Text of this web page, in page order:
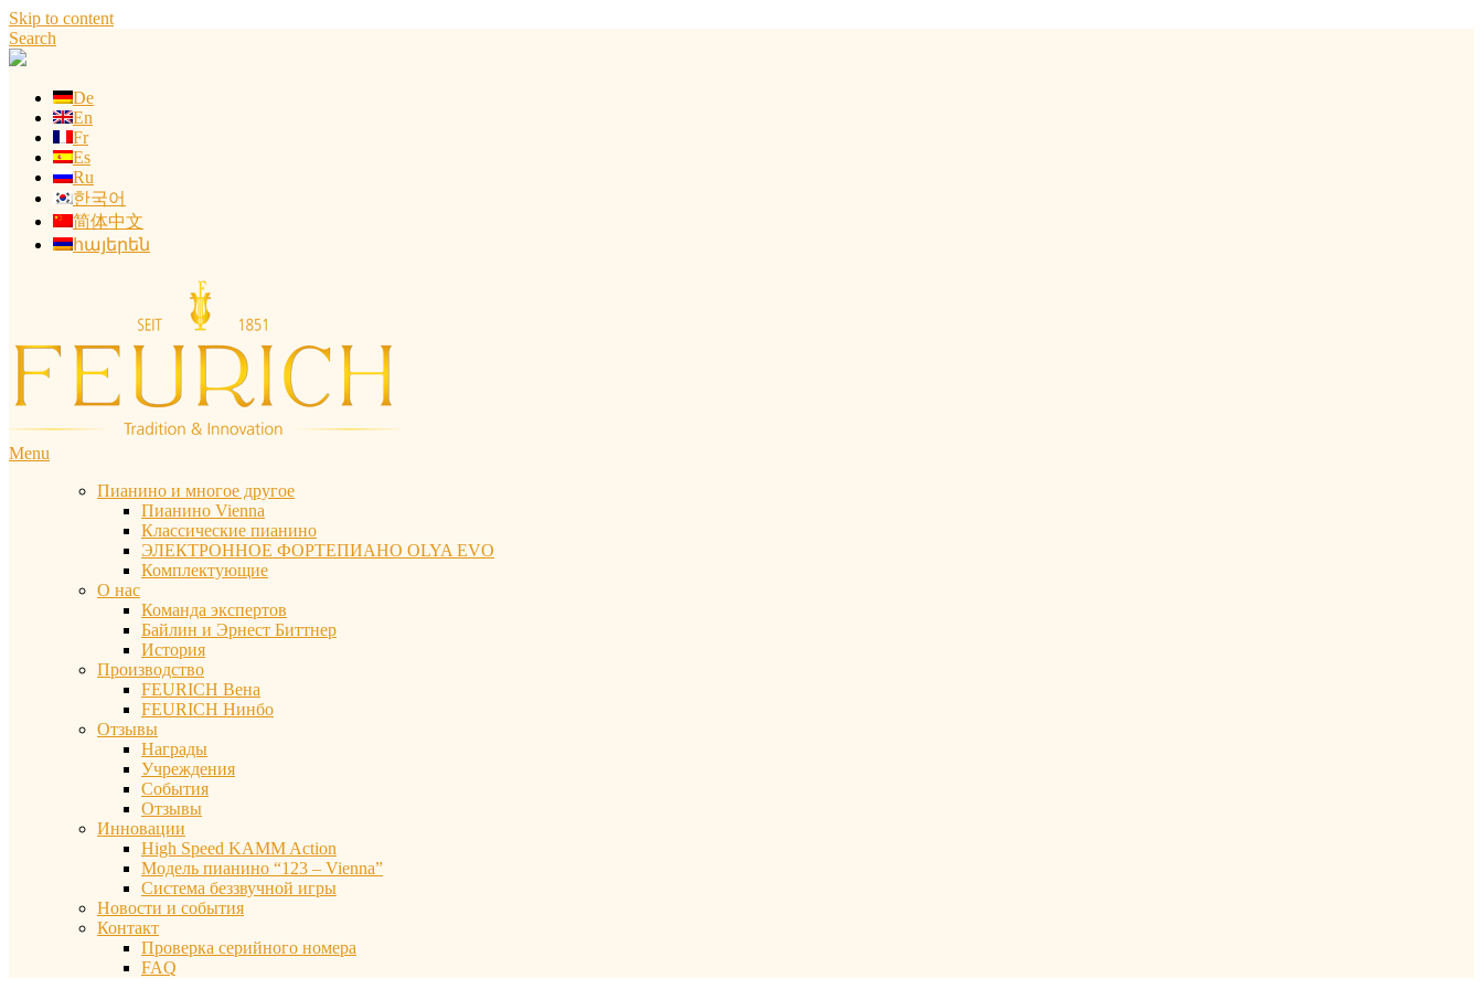
Skip to content
Search
De
En
Fr
Es
Ru
한국어
简体中文
հայերեն
Menu
Пианино и многое другое
Пианино Vienna
Классические пианино
ЭЛЕКТРОННОЕ ФОРТЕПИАНО OLYA EVO
Комплектующие
О нас
Команда экспертов
Байлин и Эрнест Биттнер
История
Производство
FEURICH Вена
FEURICH Нинбо
Отзывы
Награды
Учреждения
События
Отзывы
Инновации
High Speed KAMM Action
Модель пианино “123 – Vienna”
Система беззвучной игры
Новости и события
Контакт
Проверка серийного номера
FAQ